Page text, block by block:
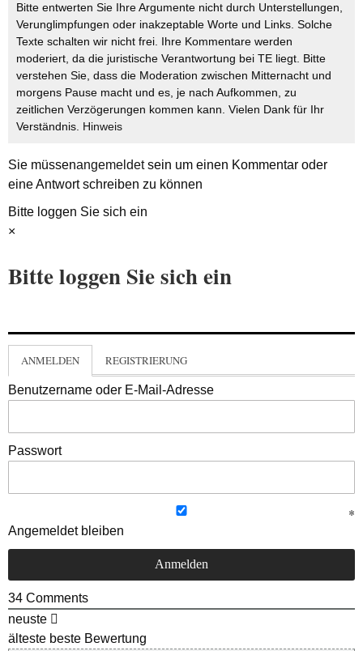
Bitte entwerten Sie Ihre Argumente nicht durch Unterstellungen,
Verunglimpfungen oder inakzeptable Worte und Links. Solche
Texte schalten wir nicht frei. Ihre Kommentare werden
moderiert, da die juristische Verantwortung bei TE liegt. Bitte
verstehen Sie, dass die Moderation zwischen Mitternacht und
morgens Pause macht und es, je nach Aufkommen, zu
zeitlichen Verzögerungen kommen kann. Vielen Dank für Ihr
Verständnis. Hinweis
Sie müssenangemeldetsein um einen Kommentar oder
eine Antwort schreiben zu können
Bitte loggen Sie sich ein
×
Bitte loggen Sie sich ein
ANMELDEN REGISTRIERUNG
Benutzername oder E-Mail-Adresse
Passwort
Angemeldet bleiben
34 Comments
neuste
älteste beste Bewertung